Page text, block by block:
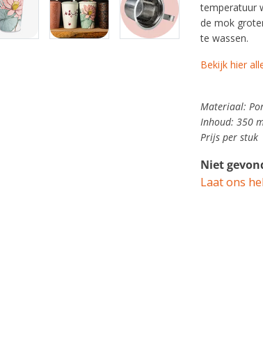
temperatuur
de mok
te wassen.
Bekijk hier
Materiaal:
Inhoud: 350
Prijs per stuk
Niet
Laat ons